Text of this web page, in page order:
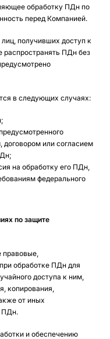
обработку ПДн по
перед Компанией.
получивших доступ к
распространять ПДн без
в следующих случаях:
или согласием
на обработку его ПДн,
федерального
по защите
правовые,
обработке ПДн для
доступа к ним,
копирования,
от иных
ПДн.
и обеспечению